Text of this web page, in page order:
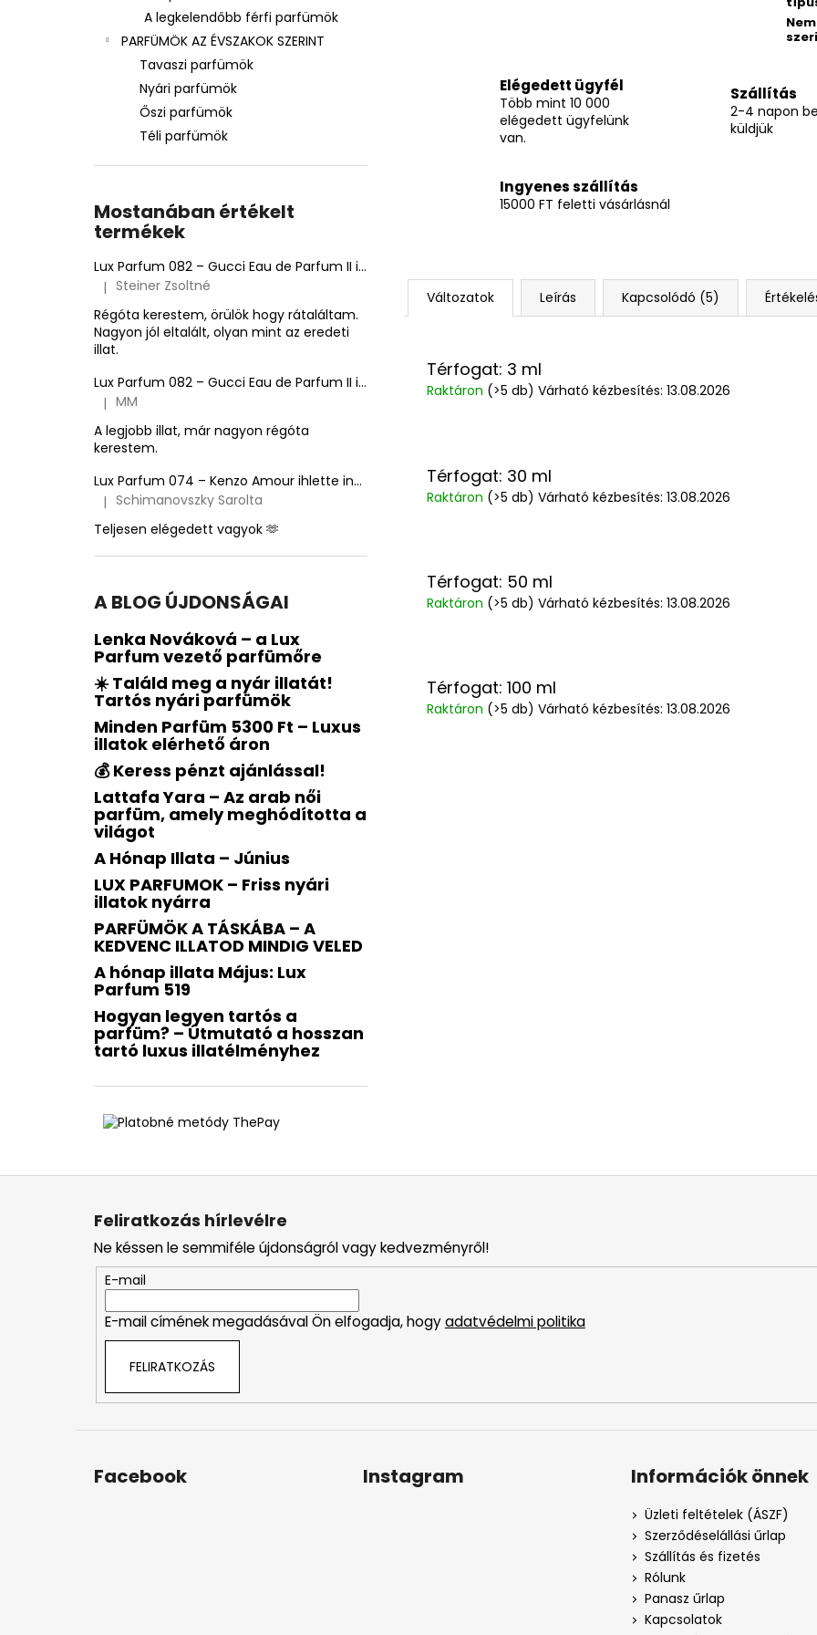
A legkelendőbb férfi parfümök
PARFÜMÖK AZ ÉVSZAKOK SZERINT
Tavaszi parfümök
Nyári parfümök
Őszi parfümök
Téli parfümök
Mostanában értékelt
termékek
Lux Parfum 082 – Gucci Eau de Parfum II ihlette inspirált illat – Gucci
A termék értékelése 5-ből 5 csillag.
| Steiner Zsoltné
Régóta kerestem, örülök hogy rátaláltam.
Nagyon jól eltalált, olyan mint az eredeti
illat.
Lux Parfum 082 – Gucci Eau de Parfum II ihlette inspirált illat – Gucci
A termék értékelése 5-ből 5 csillag.
| MM
A legjobb illat, már nagyon régóta
kerestem.
Lux Parfum 074 – Kenzo Amour ihlette inspirált illat – Kenzo
A termék értékelése 5-ből 5 csillag.
| Schimanovszky Sarolta
Teljesen elégedett vagyok 🫶
A BLOG ÚJDONSÁGAI
Lenka Nováková – a Lux
Parfum vezető parfümőre
☀️ Találd meg a nyár illatát!
Tartós nyári parfümök
Minden Parfüm 5300 Ft – Luxus
illatok elérhető áron
💰 Keress pénzt ajánlással!
Lattafa Yara – Az arab női
parfüm, amely meghódította a
világot
A Hónap Illata – Június
LUX PARFUMOK – Friss nyári
illatok nyárra
PARFÜMÖK A TÁSKÁBA – A
KEDVENC ILLATOD MINDIG VELED
A hónap illata Május: Lux
Parfum 519
Hogyan legyen tartós a
parfüm? – Útmutató a hosszan
tartó luxus illatélményhez
Elégedett ügyfél
Több mint 10 000
elégedett ügyfelünk
van.
Szállítás
2-4 napon
küldjük
Ingyenes szállítás
15000 FT feletti vásárlásnál
Változatok Leírás Kapcsolódó (5)
Térfogat: 3 ml
Raktáron (>5 db) Várható kézbesítés: 13.08.2026
Térfogat: 30 ml
Raktáron (>5 db) Várható kézbesítés: 13.08.2026
Térfogat: 50 ml
Raktáron (>5 db) Várható kézbesítés: 13.08.2026
Térfogat: 100 ml
Raktáron (>5 db) Várható kézbesítés: 13.08.2026
L
Feliratkozás hírlevélre
Ne késsen le semmiféle újdonságról vagy kedvezményről!
E-mail
E-mail címének megadásával Ön elfogadja, hogyadatvédelmi politika
FELIRATKOZÁS
Facebook Instagram Információk önnek
Üzleti feltételek (ÁSZF)
Szerződéselállási űrlap
Szállítás és fizetés
Rólunk
Panasz űrlap
Kapcsolatok